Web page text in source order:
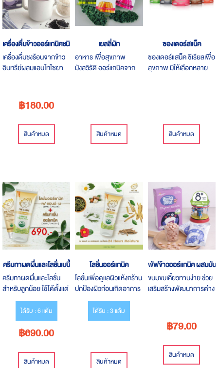
เครื่องดื่มข้าวออร์แกนิคชนิดผง
เครื่องดื่มชงร้อนจากข้าว
อินทรีย์ผสมแอนโทไซยา
ออร์แกนิค 100%
฿180.00
สินค้าหมด
เยลลี่ผัก
อาหาร​ เพื่อสุขภาพ​
มังสวิรัติ ออร์แกนิค​จาก​ ​
หวานผู้ป่วยเบาหวานทาน
ได้เด็กทานฟันไม่ผุคุมน้ำ
หนักทานแล้วไม่อ้วนl
สินค้าหมด
ซองเดอร์สแน็ค
ซองเดอร์แสน็ค ซีเรียลเพื่อ
สุขภาพ มีให้เลือกหลาย
สินค้าหมด
ครีมทาผดผื่นและโลชั่นเบบี้
ครีมทาผดผื่นและโลชั่น
สำหรับลูกน้อย ใช้ได้ตั้งแต่
แรกเกิด ไม่มีสเตียรอยด์
ไม่มีสารเคมี
ได้รับ : 6 แต้ม
฿690.00
สินค้าหมด
โลชั่นออร์แกนิค
โลชั่นเพื่อดูแลผิวแห้งกร้าน
ปกป้องผิวก่อนเกิดอาการ
ผื่นแพ้ ปราศจากสารเคมี
ได้รับ : 3 แต้ม
สินค้าหมด
พัฟข้าวออร์แกนิค ผสมมัน
ขนมขบเคี้ยวทานง่าย ช่วย
เสริมสร้างพัฒนาการต่าง
สายตา ช่วยให้หนูน้อยได้
เรียนรู้การทานอาหารด้วย
ตนเอง
฿79.00
สินค้าหมด